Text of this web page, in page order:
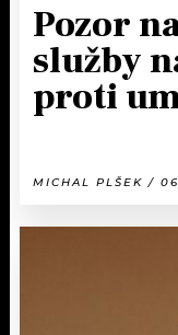
Pozor
služby
proti
MICHAL PLŠEK /